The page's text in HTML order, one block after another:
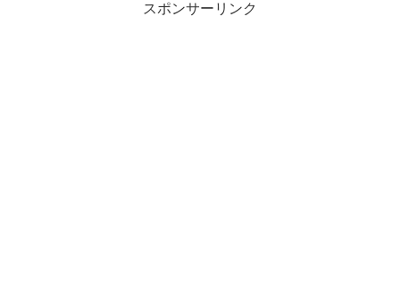
スポンサーリンク